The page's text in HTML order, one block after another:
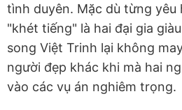
tình duyên. Mặc dù từng yêu
"khét tiếng" là hai đại gia
song Việt Trinh lại không
người đẹp khác khi mà hai
vào các vụ án nghiêm trọng.